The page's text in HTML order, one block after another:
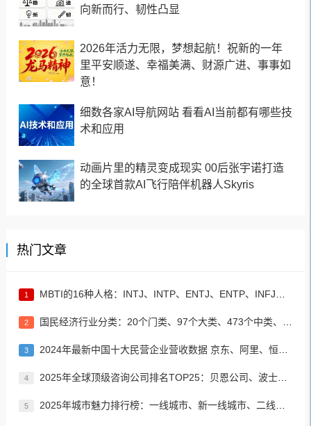
向新而行、韧性凸显
2026年活力无限，梦想起航！祝新的一年
里平安顺遂、幸福美满、财源广进、事事如
意！
细数各家AI导航网站 看看AI当前都有哪些技
术和应用
动画片里的精灵变成现实 00后张宇诺打造
的全球首款AI飞行陪伴机器人Skyris
热门文章
1 MBTI的16种人格：INTJ、INTP、ENTJ、ENTP、INFJ、INFP、ENFJ、ENFP、ISTJ、ISFJ、ESTJ、ESFJ、ISTP、ISFP、ESTP、ESFP
2 国民经济行业分类：20个门类、97个大类、473个中类、1382个小类
3 2024年最新中国十大民营企业营收数据 京东、阿里、恒力集团居前三名
4 2025年全球顶级咨询公司排名TOP25：贝恩公司、波士顿咨询、麦肯锡公司等
5 2025年城市魅力排行榜：一线城市、新一线城市、二线城市、三线城市、四线城市、五线城市名单